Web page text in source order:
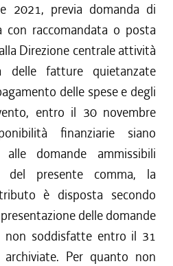
2021, previa domanda di
con raccomandata o posta
Direzione centrale attività
delle fatture quietanzate
delle spese e degli
entro il 30 novembre
finanziarie siano
domande ammissibili
del presente comma, la
è disposta secondo
delle domande
non soddisfatte entro il 31
Per quanto non